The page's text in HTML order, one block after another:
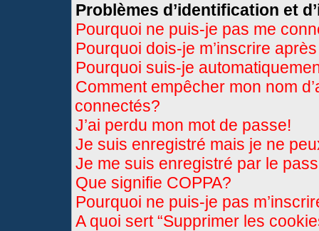
Problèmes d’identification et
Pourquoi ne puis-je pas me
Pourquoi dois-je m’inscrire
Pourquoi suis-je
Comment empêcher mon nom
connectés?
J’ai perdu mon mot de passe!
Je suis enregistré mais je ne
Je me suis enregistré par le
Que signifie COPPA?
Pourquoi ne puis-je pas
A quoi sert “Supprimer les